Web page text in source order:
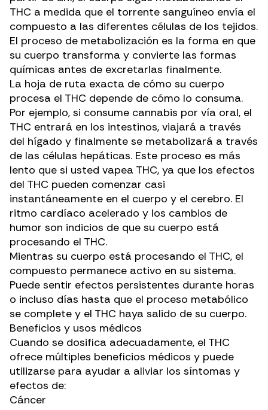
THC a medida que el torrente sanguíneo envía el
compuesto a las diferentes células de los tejidos.
El proceso de metabolización es la forma en que
su cuerpo transforma y convierte las formas
químicas antes de excretarlas finalmente.
La hoja de ruta exacta de cómo su cuerpo
procesa el THC depende de cómo lo consuma.
Por ejemplo, si consume cannabis por vía oral, el
THC entrará en los intestinos, viajará a través
del hígado y finalmente se metabolizará a través
de las células hepáticas. Este proceso es más
lento que si usted vapea THC, ya que los efectos
del THC pueden comenzar casi
instantáneamente en el cuerpo y el cerebro. El
ritmo cardíaco acelerado y los cambios de
humor son indicios de que su cuerpo está
procesando el THC.
Mientras su cuerpo está procesando el THC, el
compuesto permanece activo en su sistema.
Puede sentir efectos persistentes durante horas
o incluso días hasta que el proceso metabólico
se complete y el THC haya salido de su cuerpo.
Beneficios y usos médicos
Cuando se dosifica adecuadamente, el THC
ofrece múltiples beneficios médicos y puede
utilizarse para ayudar a aliviar los síntomas y
efectos de:
Cáncer